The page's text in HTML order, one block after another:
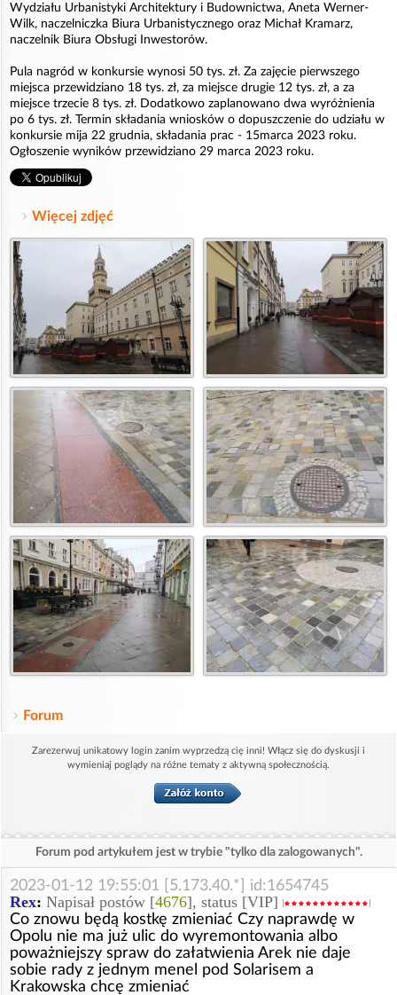
Wydziału Urbanistyki Architektury i Budownictwa, Aneta Werner-
Wilk, naczelniczka Biura Urbanistycznego oraz Michał Kramarz,
naczelnik Biura Obsługi Inwestorów.
Pula nagród w konkursie wynosi 50 tys. zł. Za zajęcie pierwszego
miejsca przewidziano 18 tys. zł, za miejsce drugie 12 tys. zł, a za
miejsce trzecie 8 tys. zł. Dodatkowo zaplanowano dwa wyróżnienia
po 6 tys. zł. Termin składania wniosków o dopuszczenie do udziału w
konkursie mija 22 grudnia, składania prac - 15marca 2023 roku.
Ogłoszenie wyników przewidziano 29 marca 2023 roku.
Więcej zdjęć
Forum
Zarezerwuj unikatowy login zanim wyprzedzą cię inni! Włącz się do dyskusji i
wymieniaj poglądy na różne tematy z aktywną społecznością.
Forum pod artykułem jest w trybie "tylko dla zalogowanych".
2023-01-12 19:55:01 [5.173.40.*] id:1654745
Rex: Napisał postów [4676], status [VIP]
Co znowu będą kostkę zmieniać Czy naprawdę w
Opolu nie ma już ulic do wyremontowania albo
poważniejszy spraw do załatwienia Arek nie daje
sobie rady z jednym menel pod Solarisem a
Krakowska chcę zmieniać